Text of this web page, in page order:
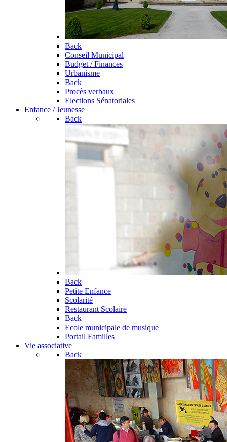
Back
Conseil Municipal
Budget / Finances
Urbanisme
Back
Procès verbaux
Elections Sénatoriales
Enfance / Jeunesse
Back
Back
Petite Enfance
Scolarité
Restaurant Scolaire
Back
Ecole municipale de musique
Portail Familles
Vie associative
Back